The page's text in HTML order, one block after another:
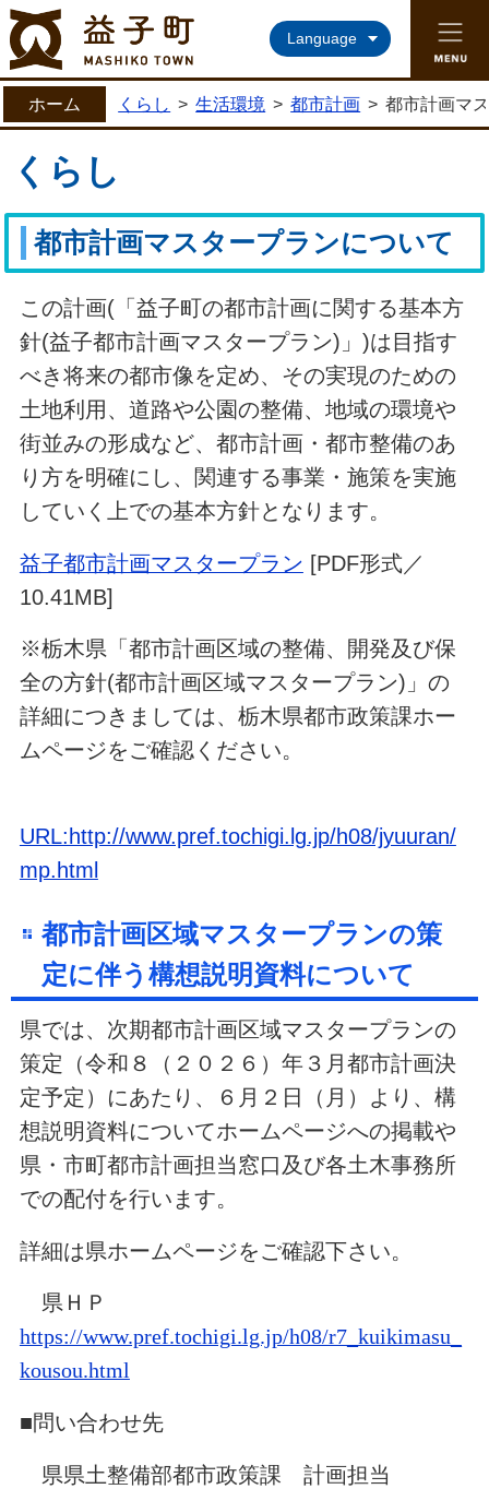
益子町ホームページ
Language
ホーム くらし > 生活環境 > 都市計画 > 都市計画マ
くらし
都市計画マスタープランについて
この計画(「益子町の都市計画に関する基本方
針(益子都市計画マスタープラン)」)は目指す
べき将来の都市像を定め、その実現のための
土地利用、道路や公園の整備、地域の環境や
街並みの形成など、都市計画・都市整備のあ
り方を明確にし、関連する事業・施策を実施
していく上での基本方針となります。
益子都市計画マスタープラン [PDF形式／
10.41MB]
※栃木県「都市計画区域の整備、開発及び保
全の方針(都市計画区域マスタープラン)」の
詳細につきましては、栃木県都市政策課ホー
ムページをご確認ください。
URL:http://www.pref.tochigi.lg.jp/h08/jyuuran/
mp.html
都市計画区域マスタープランの策
定に伴う構想説明資料について
県では、次期都市計画区域マスタープランの
策定（令和８（２０２６）年３月都市計画決
定予定）にあたり、６月２日（月）より、構
想説明資料についてホームページへの掲載や
県・市町都市計画担当窓口及び各土木事務所
での配付を行います。
詳細は県ホームページをご確認下さい。
県ＨＰ
https://www.pref.tochigi.lg.jp/h08/r7_kuikimasu_
kousou.html
■問い合わせ先
県県土整備部都市政策課 計画担当